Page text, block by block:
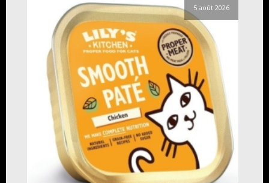
5 août 2026